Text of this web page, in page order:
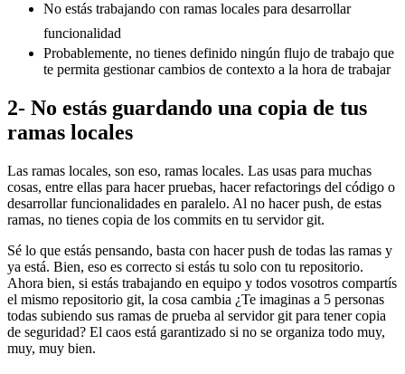
No estás trabajando con ramas locales para desarrollar
funcionalidad
Probablemente, no tienes definido ningún flujo de trabajo que
te permita gestionar cambios de contexto a la hora de trabajar
2- No estás guardando una copia de tus
ramas locales
Las ramas locales, son eso, ramas locales. Las usas para muchas
cosas, entre ellas para hacer pruebas, hacer refactorings del código o
desarrollar funcionalidades en paralelo. Al no hacer push, de estas
ramas, no tienes copia de los commits en tu servidor git.
Sé lo que estás pensando, basta con hacer push de todas las ramas y
ya está. Bien, eso es correcto si estás tu solo con tu repositorio.
Ahora bien, si estás trabajando en equipo y todos vosotros compartís
el mismo repositorio git, la cosa cambia ¿Te imaginas a 5 personas
todas subiendo sus ramas de prueba al servidor git para tener copia
de seguridad? El caos está garantizado si no se organiza todo muy,
muy, muy bien.